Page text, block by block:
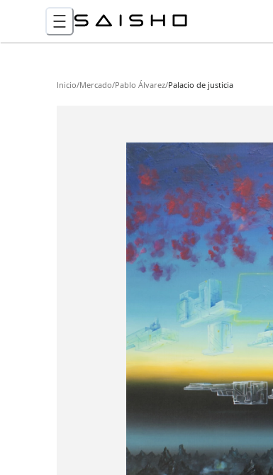
Inicio/Mercado/Pablo Álvarez/Palacio de justicia